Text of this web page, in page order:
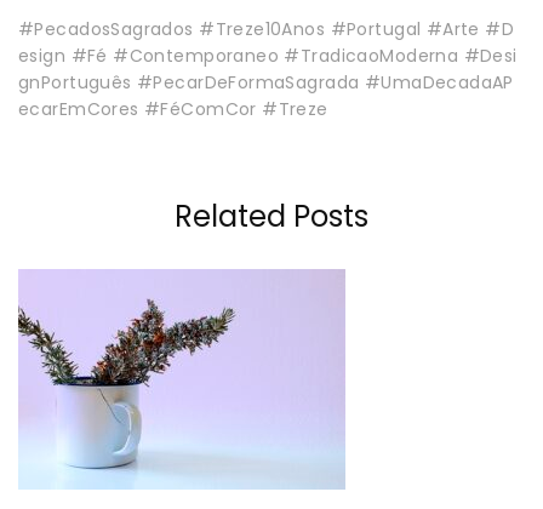
#PecadosSagrados #Treze10Anos #Portugal #Arte #D
esign #Fé #Contemporaneo #TradicaoModerna #Desi
gnPortuguês #PecarDeFormaSagrada #UmaDecadaAP
ecarEmCores #FéComCor #Treze
Related Posts